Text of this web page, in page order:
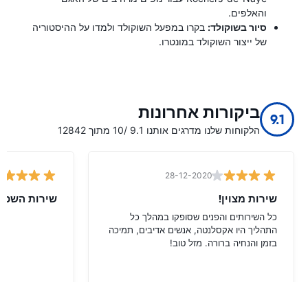
והאלפים.
סיור בשוקולד: בקרו במפעל השוקולד ולמדו על ההיסטוריה
של ייצור השוקולד במונטרו.
9.1 ביקורות אחרונות
הלקוחות שלנו מדרגים אותנו 9.1 /10 מתוך 12842
28-12-2020
שירות מצוין!
כל השירותים והפנים שסופקו במהלך כל
התהליך היו אקסלנטה, אנשים אדיבים, תמיכה
בזמן והנחיה ברורה. מזל טוב!
שירות